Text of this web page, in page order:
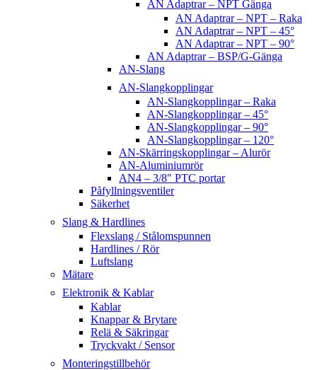
AN Adaptrar – NPT Gänga
AN Adaptrar – NPT – Raka
AN Adaptrar – NPT – 45°
AN Adaptrar – NPT – 90°
AN Adaptrar – BSP/G-Gänga
AN-Slang
AN-Slangkopplingar
AN-Slangkopplingar – Raka
AN-Slangkopplingar – 45°
AN-Slangkopplingar – 90°
AN-Slangkopplingar – 120°
AN-Skärringskopplingar – Alurör
AN-Aluminiumrör
AN4 – 3/8″ PTC portar
Påfyllningsventiler
Säkerhet
Slang & Hardlines
Flexslang / Stålomspunnen
Hardlines / Rör
Luftslang
Mätare
Elektronik & Kablar
Kablar
Knappar & Brytare
Relä & Säkringar
Tryckvakt / Sensor
Monteringstillbehör